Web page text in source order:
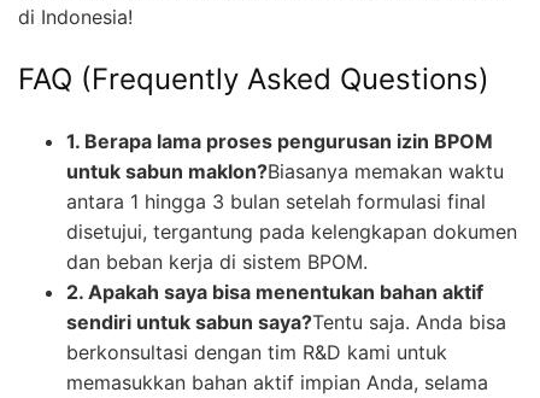
di Indonesia!
FAQ (Frequently Asked Questions)
1. Berapa lama proses pengurusan izin BPOM
untuk sabun maklon?Biasanya memakan waktu
antara 1 hingga 3 bulan setelah formulasi final
disetujui, tergantung pada kelengkapan dokumen
dan beban kerja di sistem BPOM.
2. Apakah saya bisa menentukan bahan aktif
sendiri untuk sabun saya?Tentu saja. Anda bisa
berkonsultasi dengan tim R&D kami untuk
memasukkan bahan aktif impian Anda, selama